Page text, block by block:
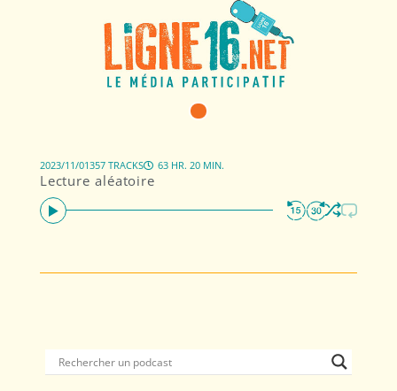
Lecture aléatoire
2023/11/01357 TRACKS 63 HR. 20 MIN.